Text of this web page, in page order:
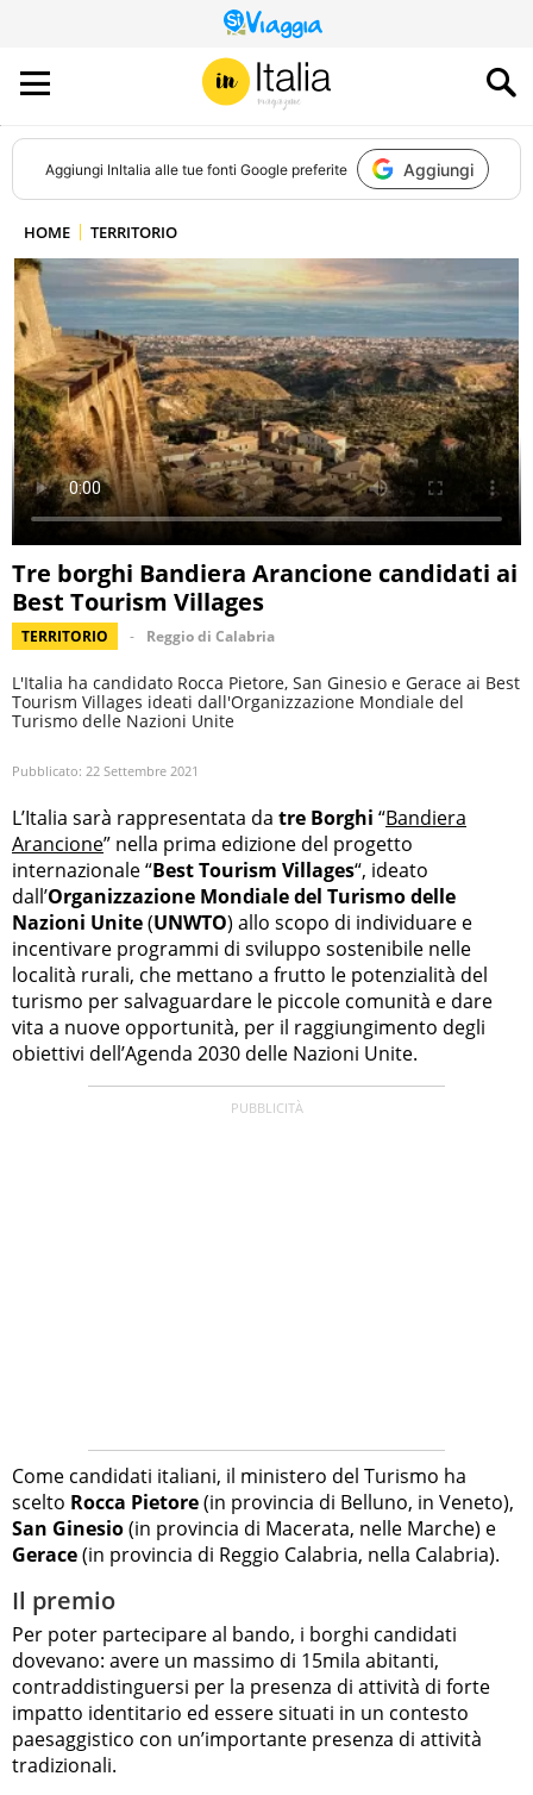
QUESTO
SITO
CONTRIBUISCE
ALL’AUDIENCE
DI
Aggiungi InItalia alle tue fonti Google preferite Aggiungi
HOME TERRITORIO
Tre borghi Bandiera Arancione candidati ai
Best Tourism Villages
TERRITORIO Reggio di Calabria
L'Italia ha candidato Rocca Pietore, San Ginesio e Gerace ai Best
Tourism Villages ideati dall'Organizzazione Mondiale del
Turismo delle Nazioni Unite
Pubblicato: 22 Settembre 2021
L’Italia sarà rappresentata da tre Borghi “Bandiera
Arancione” nella prima edizione del progetto
internazionale “Best Tourism Villages“, ideato
dall’Organizzazione Mondiale del Turismo delle
Nazioni Unite(UNWTO) allo scopo di individuare e
incentivare programmi di sviluppo sostenibile nelle
località rurali, che mettano a frutto le potenzialità del
turismo per salvaguardare le piccole comunità e dare
vita a nuove opportunità, per il raggiungimento degli
obiettivi dell’Agenda 2030 delle Nazioni Unite.
Come candidati italiani, il ministero del Turismo ha
scelto Rocca Pietore(in provincia di Belluno, in Veneto),
San Ginesio(in provincia di Macerata, nelle Marche) e
Gerace(in provincia di Reggio Calabria, nella Calabria).
Il premio
Per poter partecipare al bando, i borghi candidati
dovevano: avere un massimo di 15mila abitanti,
contraddistinguersi per la presenza di attività di forte
impatto identitario ed essere situati in un contesto
paesaggistico con un’importante presenza di attività
tradizionali.